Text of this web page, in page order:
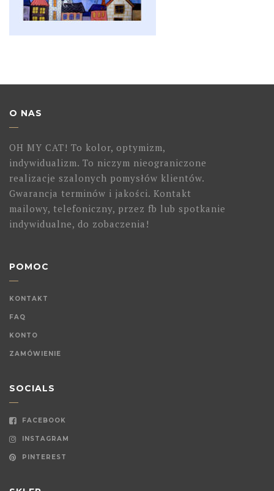
O NAS
OH MY CAT! To kolor, optymizm,
indywidualizm. To niczym nieograniczone
realizacje szalonych pomysłów klientów.
Gwarancja terminów i jakości. Kontakt
mailowy, telefoniczny, przez fb lub spotkanie
indywidualne, do zobaczenia!
POMOC
KONTAKT
FAQ
KONTO
ZAMÓWIENIE
SOCIALS
FACEBOOK
INSTAGRAM
PINTEREST